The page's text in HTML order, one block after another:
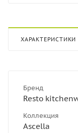
ХАРАКТЕРИСТИКИ
Бренд
Resto
Коллекция
Ascella